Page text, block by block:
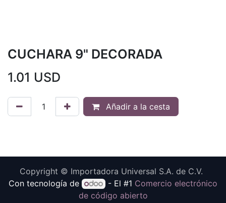
CUCHARA 9" DECORADA
1.01 USD
Añadir a la cesta
Copyright © Importadora Universal S.A. de C.V.
Con tecnología de
- El #1 Comercio electrónico
de código abierto